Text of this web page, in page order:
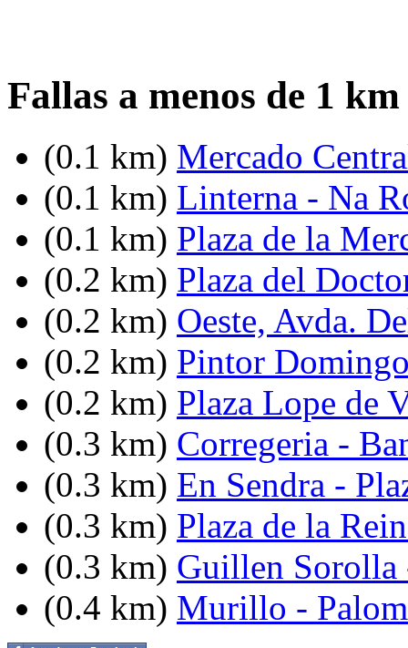
Fallas a menos de 1
(0.1 km) Mercado
(0.1 km) Linterna - Na
(0.1 km) Plaza de la
(0.2 km) Plaza del
(0.2 km) Oeste, Avda.
(0.2 km) Pintor
(0.2 km) Plaza Lope de
(0.3 km) Corregeria -
(0.3 km) En Sendra -
(0.3 km) Plaza de la
(0.3 km) Guillen Sorolla
(0.4 km) Murillo -